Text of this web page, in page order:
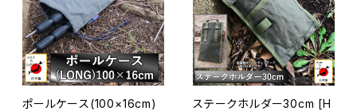
ポールケース(100×16cm)
ステークホルダー30cm [H